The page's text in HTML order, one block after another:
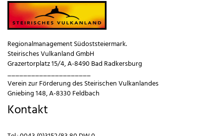
Regionalmanagement Südoststeiermark.
Steirisches Vulkanland GmbH
Grazertorplatz 15/4, A-8490 Bad Radkersburg
_____________________
Verein zur Förderung des Steirischen Vulkanlandes
Gniebing 148, A-8330 Feldbach
Kontakt